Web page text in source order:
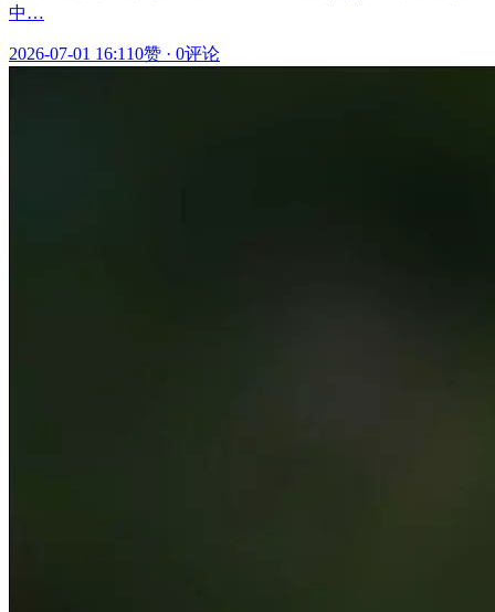
中…
2026-07-01 16:110赞 · 0评论